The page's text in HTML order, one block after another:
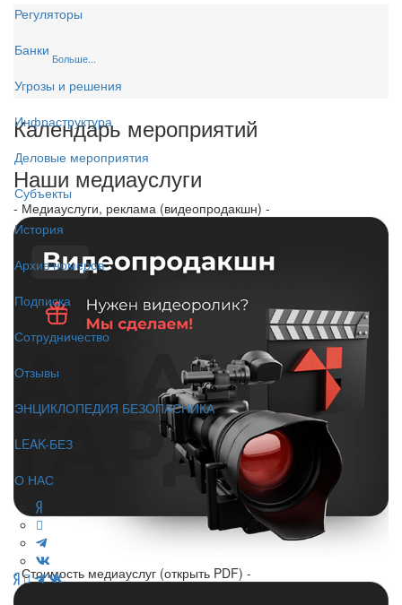
Регуляторы
Банки
Угрозы и решения
Инфраструктура
Деловые мероприятия
Субъекты
История
Архив номеров
Подписка
Сотрудничество
Отзывы
ЭНЦИКЛОПЕДИЯ БЕЗОПАСНИКА
LEAK-БЕЗ
О НАС
Больше...
Календарь мероприятий
Наши медиауслуги
- Медиауслуги, реклама (видеопродакшн) -
- Стоимость медиауслуг (открыть PDF) -